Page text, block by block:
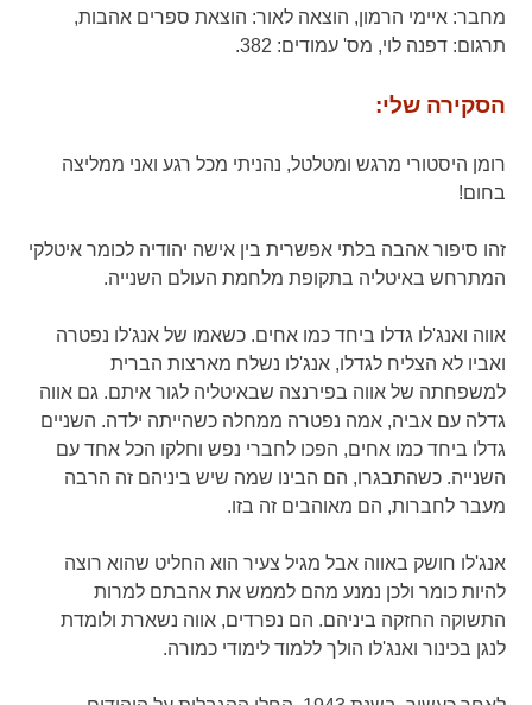
מחבר:איימי הרמון, הוצאה לאור: הוצאת ספרים אהבות,
תרגום: דפנה לוי, מס' עמודים:
הסקירה שלי:
רומן היסטורי מרגש ומטלטל, נהניתי מכל רגע ואני ממליצה
בחום!
זהו סיפור אהבה בלתי אפשרית בין אישה יהודיה לכומר איטלקי
המתרחש באיטליה בתקופת מלחמת העולם השנייה.
אווה ואנג'לו גדלו ביחד כמו אחים. כשאמו של אנג'לו נפטרה
ואביו לא הצליח לגדלו, אנג'לו נשלח מארצות הברית
למשפחתה של אווה בפירנצה שבאיטליה לגור איתם. גם אווה
גדלה עם אביה, אמה נפטרה ממחלה כשהייתה ילדה. השניים
גדלו ביחד כמו אחים, הפכו לחברי נפש וחלקו הכל אחד עם
השנייה. כשהתבגרו, הם הבינו שמה שיש ביניהם זה הרבה
מעבר לחברות, הם מאוהבים זה בזו.
אנג'לו חושק באווה אבל מגיל צעיר הוא החליט שהוא רוצה
להיות כומר ולכן נמנע מהם לממש את אהבתם למרות
התשוקה החזקה ביניהם. הם נפרדים, אווה נשארת ולומדת
לנגן בכינור ואנג'לו הולך ללמוד לימודי כמורה.